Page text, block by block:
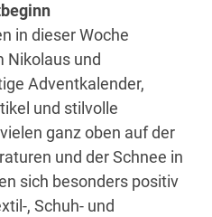
in dieser Woche
Nikolaus und
Adventkalender,
und stilvolle
ganz oben auf der
und der Schnee in
sich besonders positiv
, Schuh- und